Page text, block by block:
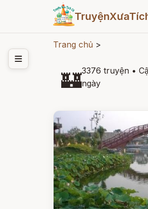
Trang chủ >
🏰3376 truyện •
ngày